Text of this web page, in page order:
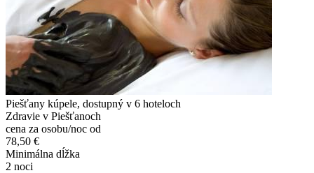
Piešťany kúpele, dostupný v 6 hoteloch
Zdravie v Piešťanoch
cena za osobu/noc od
78,50 €
Minimálna dĺžka
2 noci